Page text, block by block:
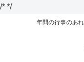
/* */
年間の行事のあ